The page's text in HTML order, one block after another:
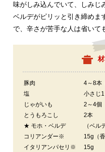
味がしみ込んでいて、しみじ
ベルデがピリッと引き締めま
で、辛さが苦手な人は省いて
豚肉
4～8本
塩
小さじ
じゃがいも
2～4個
とうもろこし
2本
★ モホ・ベルデ
（ベル
コリアンダー※
15g（香
イタリアンパセリ※
15g